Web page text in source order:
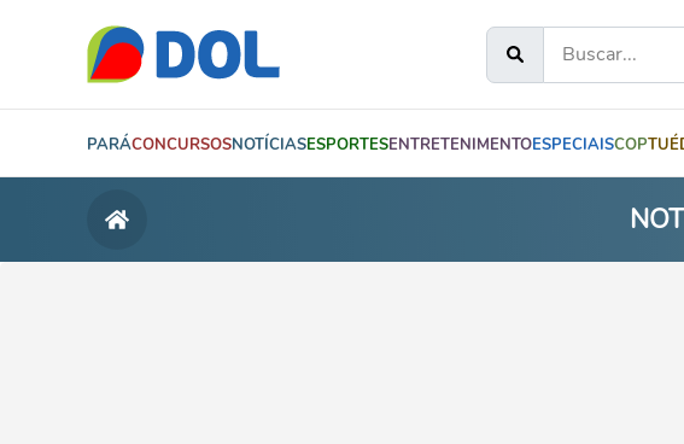
PARÁCONCURSOSNOTÍCIASESPORTESENTRETENIMENTOESPECIAISCOP